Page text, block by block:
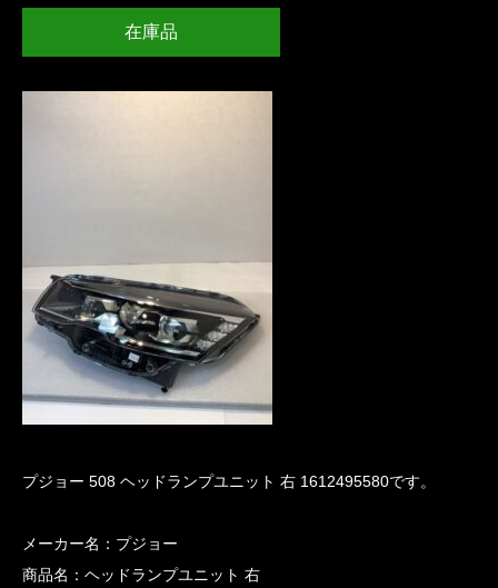
在庫品
プジョー 508 ヘッドランプユニット 右 1612495580です。
メーカー名：プジョー
商品名：ヘッドランプユニット 右